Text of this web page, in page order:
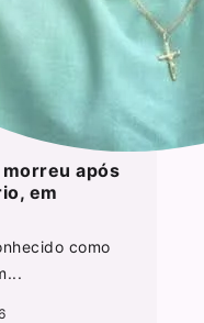
após
em
como